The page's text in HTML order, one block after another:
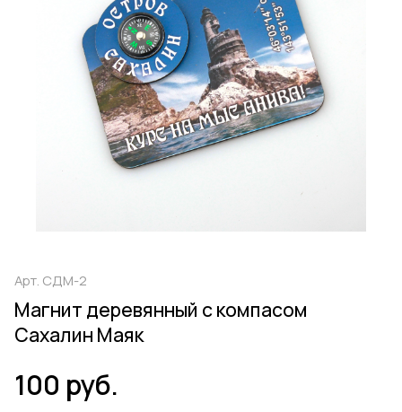
Арт. СДМ-2
Магнит деревянный с компасом
Сахалин Маяк
100 руб.